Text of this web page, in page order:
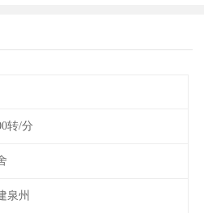
转/分
泉州